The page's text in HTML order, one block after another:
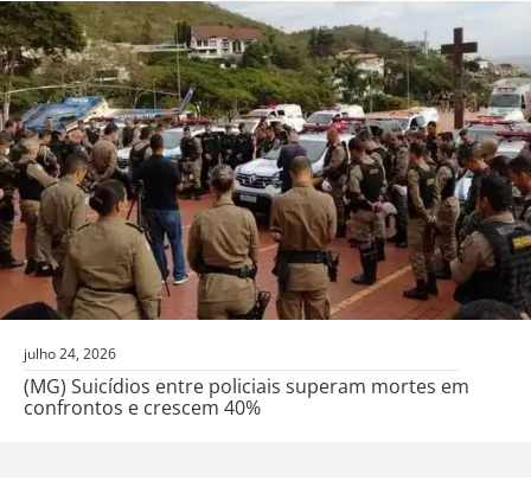
julho 24, 2026
(MG) Suicídios entre policiais superam mortes em
confrontos e crescem 40%